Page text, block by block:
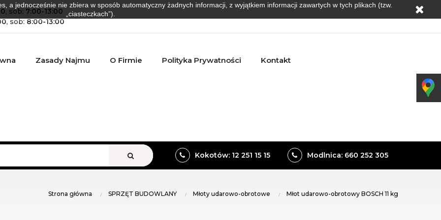
, sob: 7:00-13:00
, sob:8:00-13:00
Zasady Najmu O Firmie Polityka Prywatności Kontakt
VIEW ALL Kokotów: 12 251 15 15 Modlnica: 660 252 305
Strona główna SPRZĘT BUDOWLANY Młoty udarowo-obrotowe Młot udarowo-obrotowy BOSCH 11 kg
a jednocześnie nie zbiera w sposób automatyczny żadnych informacji, z wyjątkiem informacji zawartych w tych plikach (tzw.
„ciasteczkach”).